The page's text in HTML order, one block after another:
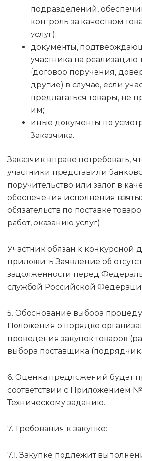
подразделений,
контроль за качеством
услуг);
документы,
участника на реализацию
(договор поручения,
другие) в случае, если
предлагаться товары, не
им;
иные документы по
Заказчика.
Заказчик вправе потребовать,
участники представили
поручительство или залог в
обеспечения исполнения
обязательств по поставке
работ, оказанию услуг).
Участник обязан к конкурсной
приложить Заявление об
задолженности перед
службой Российской
5. Обоснование выбора
Положения о порядке
проведения закупок товаров
выбора поставщика
6. Оценка предложений будет
соответствии с Приложением
Техническому заданию.
7. Требования к закупке:
7.1. Закупке подлежит